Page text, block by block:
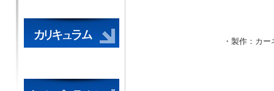
・製作：カ